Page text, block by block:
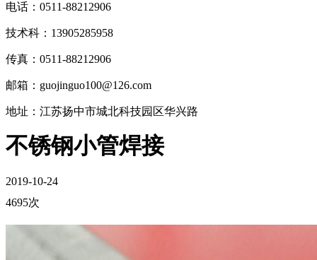
电话：0511-88212906
技术科：13905285958
传真：0511-88212906
邮箱：guojinguo100@126.com
地址：江苏扬中市城北科技园区华兴路
不锈钢小管焊接
2019-10-24
4695次